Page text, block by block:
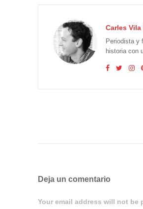
Carles
Periodista y
historia con
Deja un comentario
Your email address will not be